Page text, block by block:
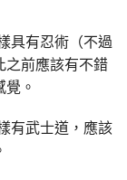
具有忍術（不過
之前應該有不錯
。
有武士道，應該